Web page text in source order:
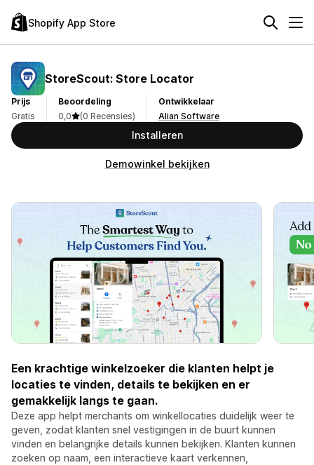
Shopify App Store
StoreScout: Store Locator
Prijs
Gratis
Beoordeling
0,0
(0 Recensies)
Ontwikkelaar
Alian Software
Installeren
Demowinkel bekijken
Een krachtige winkelzoeker die klanten helpt je
locaties te vinden, details te bekijken en er
gemakkelijk langs te gaan.
Deze app helpt merchants om winkellocaties duidelijk weer te
geven, zodat klanten snel vestigingen in de buurt kunnen
vinden en belangrijke details kunnen bekijken. Klanten kunnen
zoeken op naam, een interactieve kaart verkennen,